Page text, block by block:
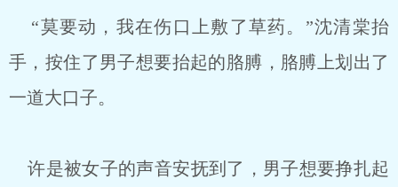
“莫要动，我在伤口上敷了草药。”沈清棠抬
手，按住了男子想要抬起的胳膊，胳膊上划出了
一道大口子。
许是被女子的声音安抚到了，男子想要挣扎起